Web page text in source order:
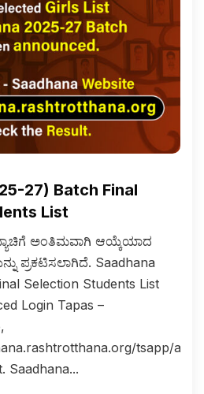
27) Batch Final
List
ಅಂತಿಮವಾಗಿ ಆಯ್ಕೆಯಾದ
ಪ್ರಕಟಿಸಲಾಗಿದೆ. Saadhana
Selection Students List
Login Tapas –
tsapp/
Saadhana...